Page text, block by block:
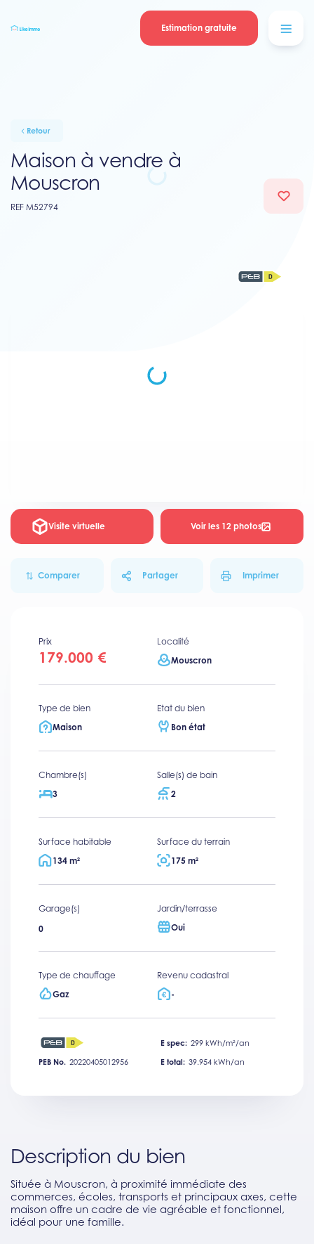
Estimation gratuite
Retour
Maison à vendre à
Mouscron
REF M52794
Visite virtuelle Voir les 12 photos
Comparer Partager Imprimer
Prix
179.000 €
Localité
Mouscron
Type de bien
Maison
Etat du bien
Bon état
Chambre(s)
3
Salle(s) de bain
2
Surface habitable
134 m²
Surface du terrain
175 m²
Garage(s)
0
Jardin/terrasse
Oui
Type de chauffage
Gaz
Revenu cadastral
-
E spec: 299 kWh/m²/an
PEB No. 20220405012956 E total: 39.954 kWh/an
Description du bien
Située à Mouscron, à proximité immédiate des
commerces, écoles, transports et principaux axes, cette
maison offre un cadre de vie agréable et fonctionnel,
idéal pour une famille.